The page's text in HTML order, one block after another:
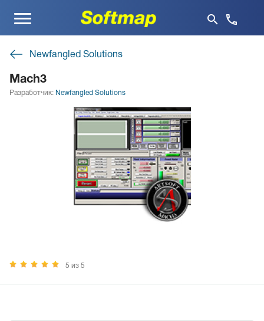
Меню
Newfangled Solutions
Mach3
Разработчик: Newfangled Solutions
5 из 5